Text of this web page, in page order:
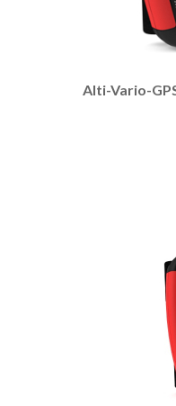
Alti-Vario-